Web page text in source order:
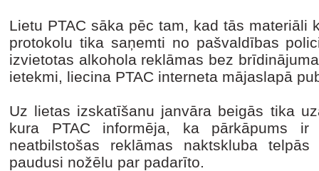
Lietu PTAC sāka pēc tam, kad tās materiāli
protokolu tika saņemti no pašvaldības
izvietotas alkohola reklāmas bez
ietekmi, liecina PTAC interneta mājaslapā
Uz lietas izskatīšanu janvāra beigās tika
kura PTAC informēja, ka pārkāpums
neatbilstošas reklāmas naktskluba
paudusi nožēlu par padarīto.